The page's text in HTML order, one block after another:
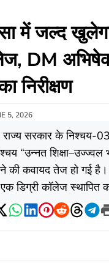
में जल्द
DM
निरीक्षण
5, 2026
राज्य सरकार के
“उन्नत शिक्षा–उज्ज्वल
की कवायद तेज हो गई है।
डिग्री कॉलेज स्थापित
Twitter
WhatsApp
LinkedIn
Pinterest
Reddit